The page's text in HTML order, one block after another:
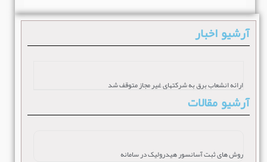
آرشیو اخبار
ارائه انشعاب برق به شرکتهای غیر مجاز متوقف شد
آرشیو مقالات
روش های ثبت آسانسور هیدرولیک در سامانه